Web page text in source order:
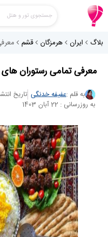
جستجوی تور و هتل
بلاگ ایران هرمزگان قشم
معرفی تمامی رستوران
به قلم :عفیفه خدنگی تاریخ انتشار : 14
به روزرسانی : 22 آبان 1403